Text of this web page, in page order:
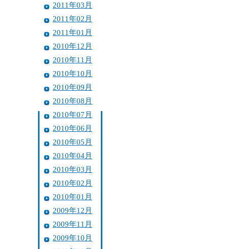
2011年03月
2011年02月
2011年01月
2010年12月
2010年11月
2010年10月
2010年09月
2010年08月
2010年07月
2010年06月
2010年05月
2010年04月
2010年03月
2010年02月
2010年01月
2009年12月
2009年11月
2009年10月